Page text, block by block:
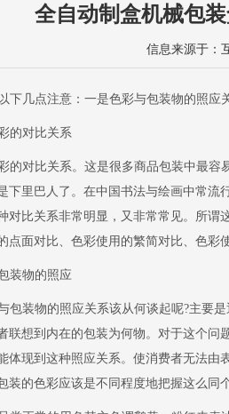
全自动制盒机械包
信息来源于：
下几点注意：一是色彩与包装物的照
的对比关系
的对比关系。这是很多商品包装中最
下里巴人了。在中国书法与绘画中常
对比关系非常明显，又非常常见。所
点面对比、色彩使用的繁简对比、色彩
装物的照应
包装物的照应关系该从何谈起呢?主要
联想到内在的包装为何物。对于这个
体现到这种照应关系。使消费者无法
装的色彩应该是不同程度地把握这么同